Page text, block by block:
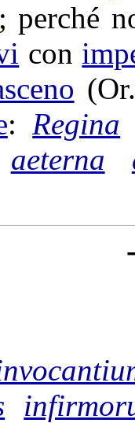
; perché
con
:Regina
aeterna